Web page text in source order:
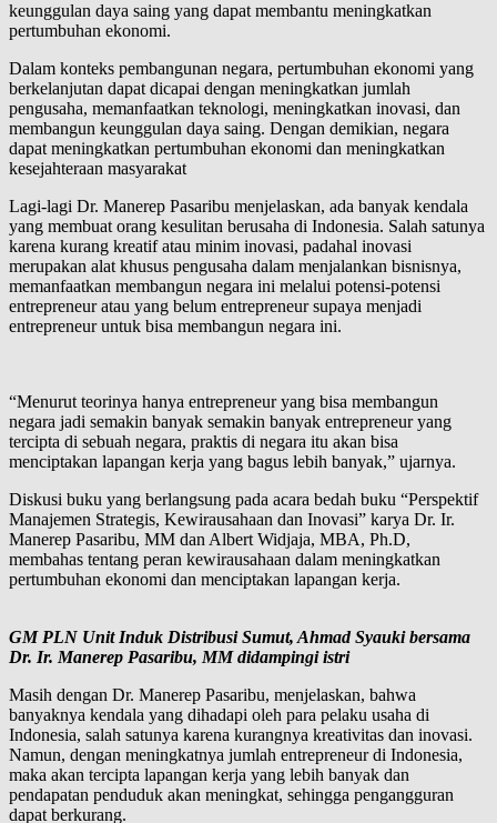
keunggulan daya saing yang dapat membantu meningkatkan
pertumbuhan ekonomi.
Dalam konteks pembangunan negara, pertumbuhan ekonomi yang
berkelanjutan dapat dicapai dengan meningkatkan jumlah
pengusaha, memanfaatkan teknologi, meningkatkan inovasi, dan
membangun keunggulan daya saing. Dengan demikian, negara
dapat meningkatkan pertumbuhan ekonomi dan meningkatkan
kesejahteraan masyarakat
Lagi-lagi Dr. Manerep Pasaribu menjelaskan, ada banyak kendala
yang membuat orang kesulitan berusaha di Indonesia. Salah satunya
karena kurang kreatif atau minim inovasi, padahal inovasi
merupakan alat khusus pengusaha dalam menjalankan bisnisnya,
memanfaatkan membangun negara ini melalui potensi-potensi
entrepreneur atau yang belum entrepreneur supaya menjadi
entrepreneur untuk bisa membangun negara ini.
“Menurut teorinya hanya entrepreneur yang bisa membangun
negara jadi semakin banyak semakin banyak entrepreneur yang
tercipta di sebuah negara, praktis di negara itu akan bisa
menciptakan lapangan kerja yang bagus lebih banyak,” ujarnya.
Diskusi buku yang berlangsung pada acara bedah buku “Perspektif
Manajemen Strategis, Kewirausahaan dan Inovasi” karya Dr. Ir.
Manerep Pasaribu, MM dan Albert Widjaja, MBA, Ph.D,
membahas tentang peran kewirausahaan dalam meningkatkan
pertumbuhan ekonomi dan menciptakan lapangan kerja.
GM PLN Unit Induk Distribusi Sumut, Ahmad Syauki bersama
Dr. Ir. Manerep Pasaribu, MM didampingi istri
Masih dengan Dr. Manerep Pasaribu, menjelaskan, bahwa
banyaknya kendala yang dihadapi oleh para pelaku usaha di
Indonesia, salah satunya karena kurangnya kreativitas dan inovasi.
Namun, dengan meningkatnya jumlah entrepreneur di Indonesia,
maka akan tercipta lapangan kerja yang lebih banyak dan
pendapatan penduduk akan meningkat, sehingga pengangguran
dapat berkurang.